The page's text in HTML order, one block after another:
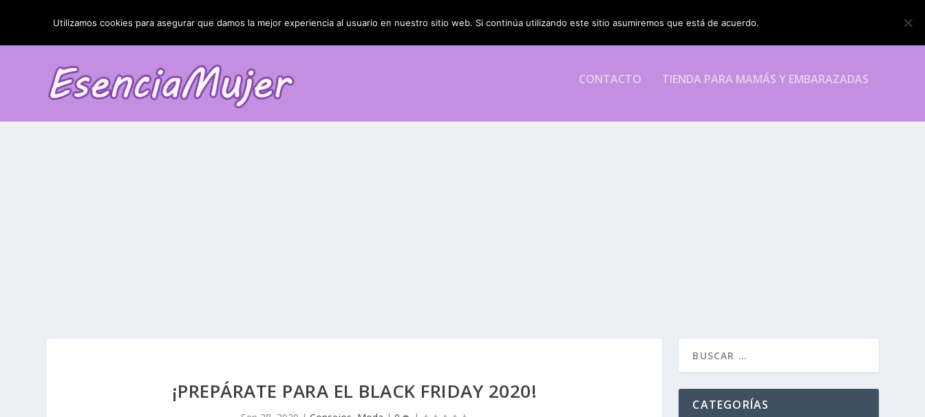
TENDENCIAS: La blefaroplastia y sus resultados
CONTACTO TIENDA PARA MAMÁS Y EMBARAZADAS
¡PREPÁRATE PARA EL BLACK FRIDAY 2020!
CATEGORÍAS
Utilizamos cookies para asegurar que damos la mejor experiencia al usuario en nuestro sitio web. Si continúa utilizando este sitio asumiremos que está de acuerdo.